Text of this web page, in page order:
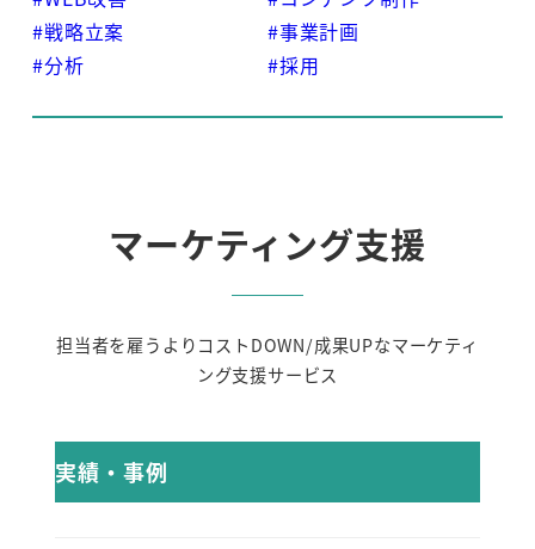
#戦略立案
#分析
#事業計画
#採用
マーケティング支援
担当者を雇うよりコストDOWN/成果UPなマーケティ
ング支援サービス
実績・事例